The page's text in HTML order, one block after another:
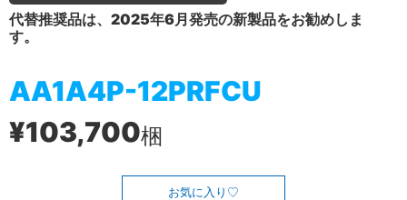
代替推奨品は、2025年6月発売の新製品をお勧めしま
す。
AA1A4P-12PRFCU
¥103,700梱
お気に入り